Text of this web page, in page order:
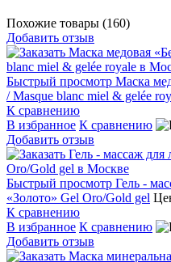
Похожие товары (160)
Добавить отзыв
Быстрый просмотр Маска
/ Masque blanc miel & gelée
К сравнению
В избранное К сравнению
Добавить отзыв
Быстрый просмотр Гель -
«Золото» Gel Oro/Gold gel
К сравнению
В избранное К сравнению
Добавить отзыв